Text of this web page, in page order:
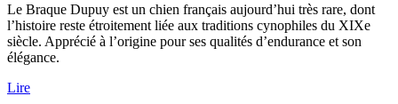
Le Braque Dupuy est un chien français aujourd’hui très rare, dont
l’histoire reste étroitement liée aux traditions cynophiles du XIXe
siècle. Apprécié à l’origine pour ses qualités d’endurance et son
élégance.
Lire